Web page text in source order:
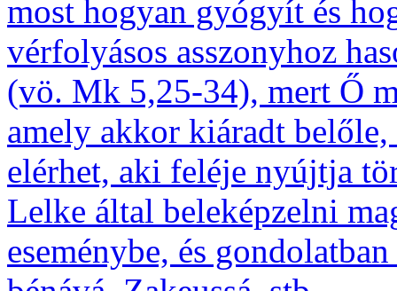
most hogyan gyógyít és
vérfolyásos asszonyhoz
(vö. Mk 5,25-34), mert Ő
amely akkor kiáradt
elérhet, aki feléje nyújtja
Lelke által beleképzelni
eseménybe, és